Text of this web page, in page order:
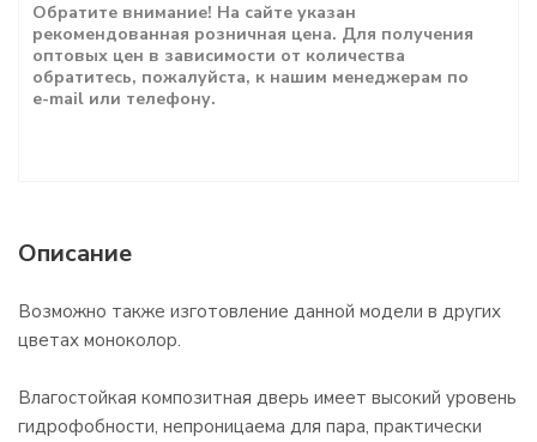
Обратите внимание! На сайте указан
рекомендованная розничная цена. Для получения
оптовых цен в зависимости от количества
обратитесь, пожалуйста, к нашим менеджерам по
e-mail или телефону.
Описание
Возможно также изготовление данной модели в других
цветах моноколор.
Влагостойкая композитная дверь имеет высокий уровень
гидрофобности, непроницаема для пара, практически